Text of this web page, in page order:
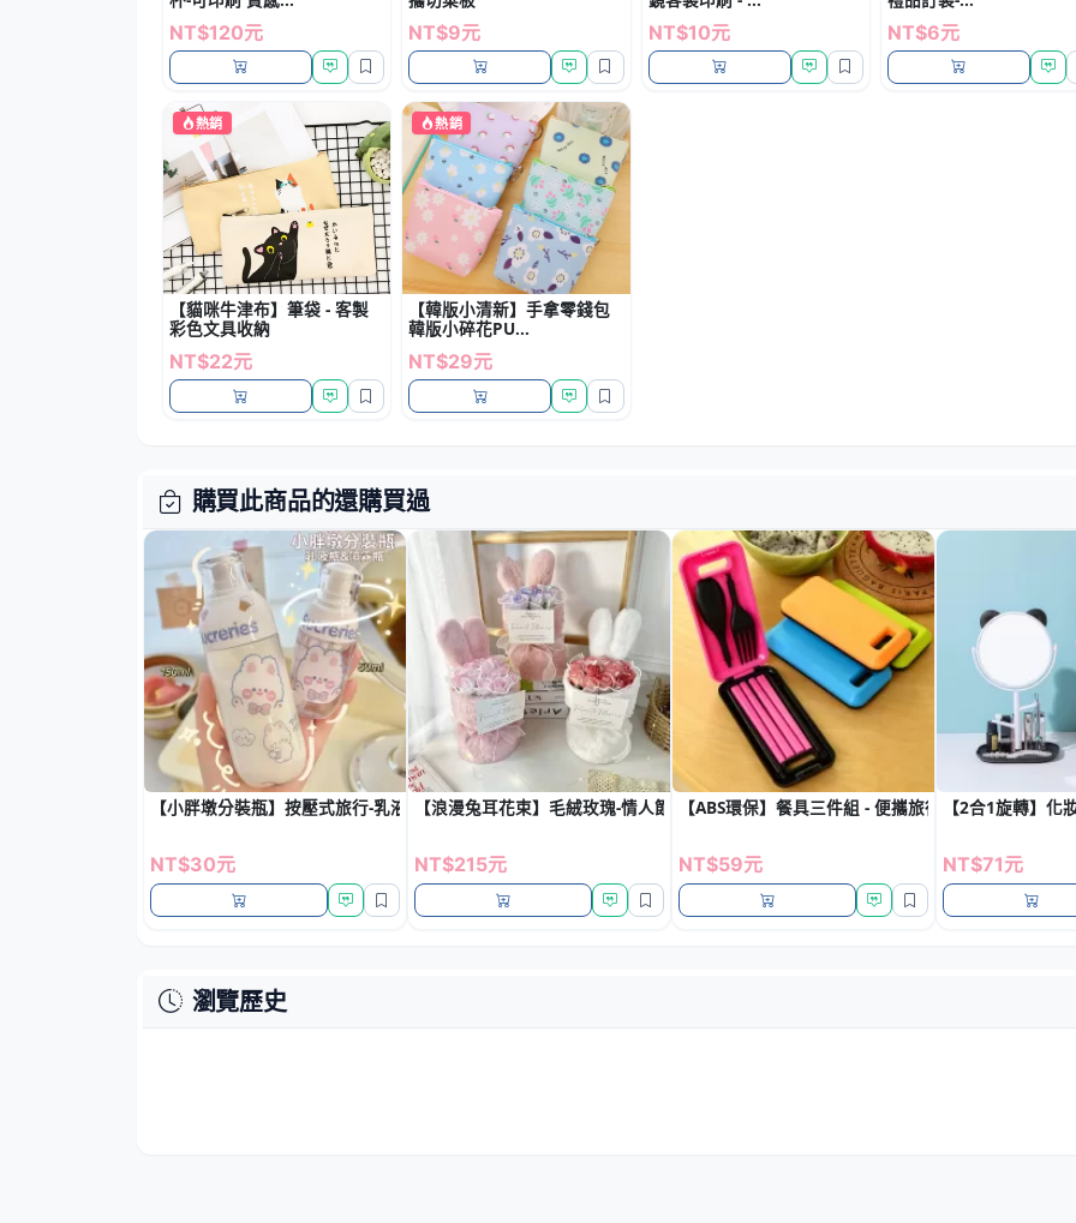
NT$120元 NT$9元 NT$10元 NT$6元
熱銷
【貓咪牛津布】筆袋 - 客製
彩色文具收納
NT$22元
熱銷
【韓版小清新】手拿零錢包
韓版小碎花PU...
NT$29元
購買此商品的還購買過
【小胖墩分裝瓶】按壓式旅行-乳液保養品瓶
NT$30元
【浪漫兔耳花束】毛絨玫瑰-情人節永生香皂花
NT$215元
【ABS環保】餐具三件組 - 便攜旅行筷叉匙套裝
NT$59元
【2合1旋轉】化
NT$71元
瀏覽歷史